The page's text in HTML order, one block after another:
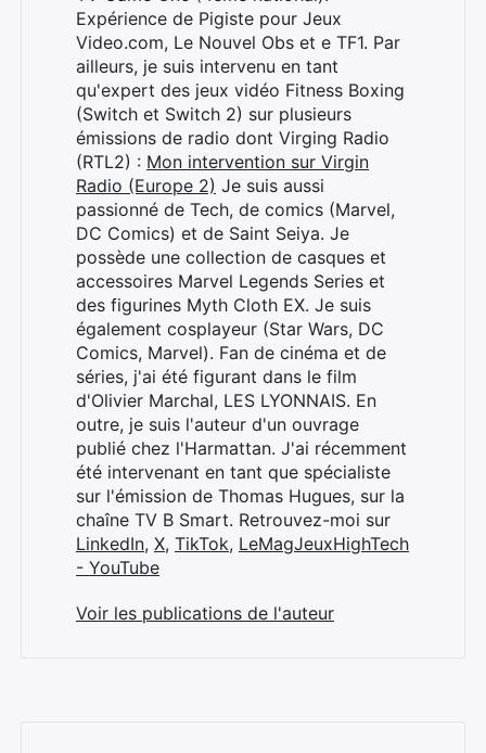
Expérience de Pigiste pour Jeux
Video.com, Le Nouvel Obs et e TF1. Par
ailleurs, je suis intervenu en tant
qu'expert des jeux vidéo Fitness Boxing
(Switch et Switch 2) sur plusieurs
émissions de radio dont Virging Radio
(RTL2) : Mon intervention sur Virgin
Radio (Europe 2) Je suis aussi
passionné de Tech, de comics (Marvel,
DC Comics) et de Saint Seiya. Je
possède une collection de casques et
accessoires Marvel Legends Series et
des figurines Myth Cloth EX. Je suis
également cosplayeur (Star Wars, DC
Comics, Marvel). Fan de cinéma et de
séries, j'ai été figurant dans le film
d'Olivier Marchal, LES LYONNAIS. En
outre, je suis l'auteur d'un ouvrage
publié chez l'Harmattan. J'ai récemment
été intervenant en tant que spécialiste
sur l'émission de Thomas Hugues, sur la
chaîne TV B Smart. Retrouvez-moi sur
LinkedIn, X, TikTok, LeMagJeuxHighTech
- YouTube
Voir les publications de l'auteur